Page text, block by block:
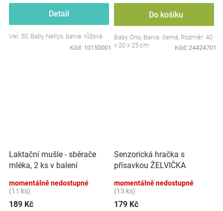
Detail
Vel. 50, Baby Nellys, barva: růžová
Kód: 10150001
Do košíku
Baby Ono, Barva: černá, Rozměr: 40
x 20 x 25 cm
Kód: 24424701
Laktační mušle - sběrače
mléka, 2 ks v balení
momentálně nedostupné
(11 ks)
189 Kč
Senzorická hračka s
přísavkou ŽELVIČKA
momentálně nedostupné
(13 ks)
179 Kč